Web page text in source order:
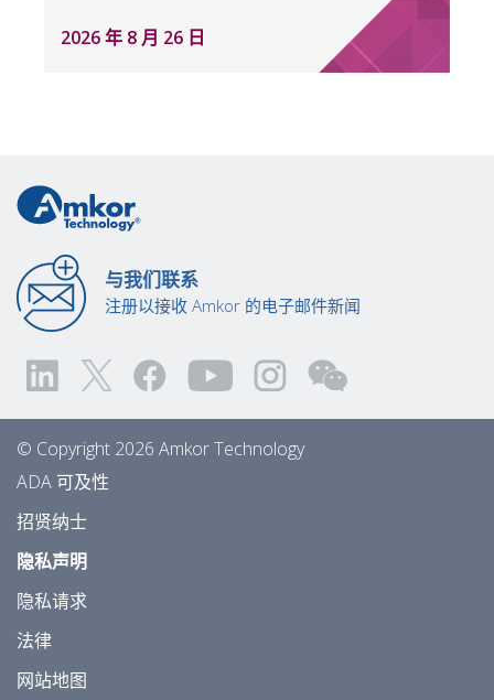
2026 年 8 月 26 日
与我们联系
注册以接收 Amkor 的电子邮件新闻
© Copyright 2026 Amkor Technology
ADA 可及性
招贤纳士
隐私声明
隐私请求
法律
网站地图